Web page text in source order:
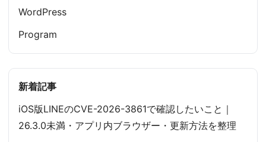
WordPress
Program
新着記事
iOS版LINEのCVE-2026-3861で確認したいこと｜
26.3.0未満・アプリ内ブラウザー・更新方法を整理